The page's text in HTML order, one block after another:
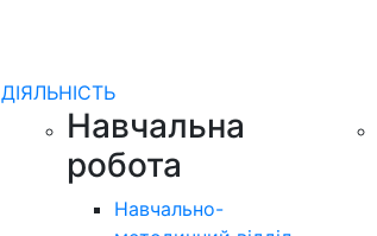
ДІЯЛЬНІСТЬ
Навчальна
робота
Навчально-